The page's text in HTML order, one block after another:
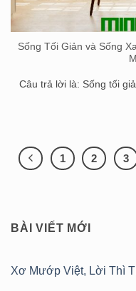
Sống Tối Giản và Sống
Câu trả lời là: Sống tối
1 2 3
BÀI VIẾT MỚI
Xơ Mướp Việt, Lời Thì